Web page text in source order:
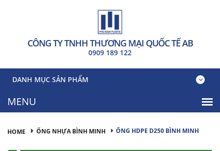
CÔNG TY TNHH THƯƠNG MẠI QUỐC TẾ AB
0909 189 122
DANH MỤC SẢN PHẨM
HOME ỐNG NHỰA BÌNH MINH ỐNG HDPE D250 BÌNH MINH